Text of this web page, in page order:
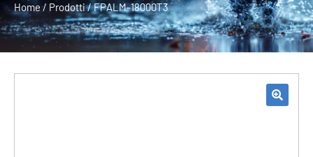
Home/ Prodotti/FPALM-18000T3